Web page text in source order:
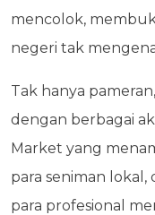
mencolok,
negeri tak
Tak hanya
dengan berbagai
Market yang
para seniman lokal,
para profesional